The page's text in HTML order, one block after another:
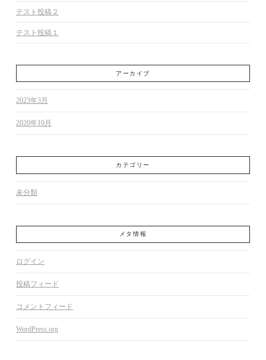
テスト投稿２
テスト投稿１
アーカイブ
2023年3月
2020年10月
カテゴリー
未分類
メタ情報
ログイン
投稿フィード
コメントフィード
WordPress.org